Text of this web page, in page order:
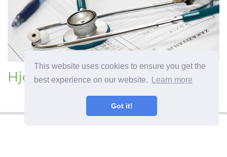
This website uses cookies to ensure you get the
best experience on our website.
Learn more
Got it!
Hjemmelaget kløe-behandling